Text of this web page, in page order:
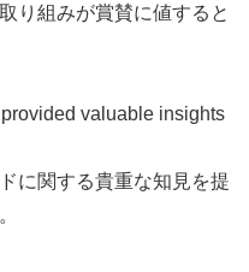
り組みが賞賛に値すると
valuable insights
に関する貴重な知見を提